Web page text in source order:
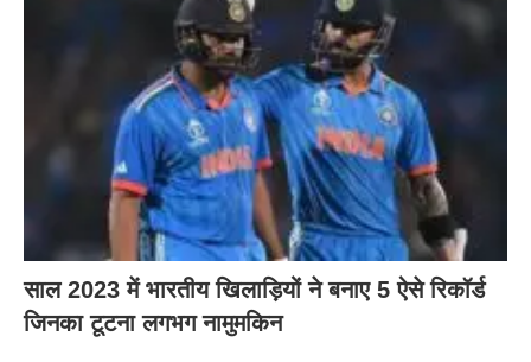
साल 2023 में भारतीय खिलाड़ियों ने बनाए 5 ऐसे रिकॉर्ड
जिनका टूटना लगभग नामुमकिन